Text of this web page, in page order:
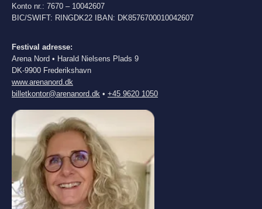
Konto nr.: 7670 – 10042607
BIC/SWIFT: RINGDK22 IBAN: DK8576700010042607
Festival adresse:
Arena Nord • Harald Nielsens Plads 9
DK-9900 Frederikshavn
www.arenanord.dk
billetkontor@arenanord.dk • +45 9620 1050